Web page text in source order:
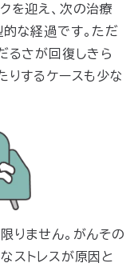
を迎え、次の治療
な経過です。ただ
るさが回復しきら
りするケースも少な
りません。がんその
ストレスが原因と